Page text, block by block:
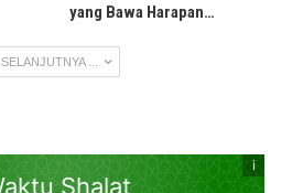
yang Bawa Harapan…
SELANJUTNYA ...